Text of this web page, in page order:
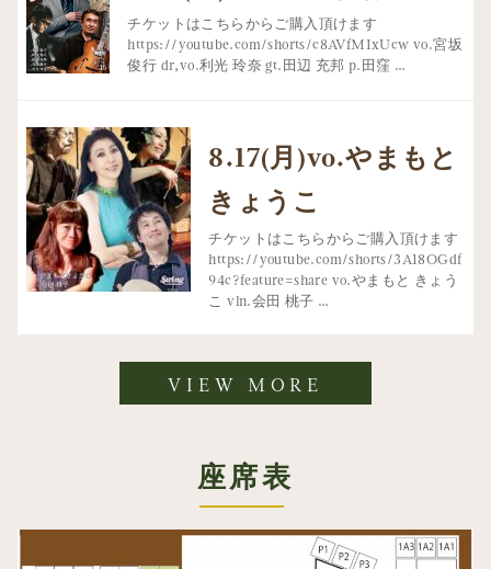
チケットはこちらからご購入頂けます
https://youtube.com/shorts/c8AVfMIxUcw vo.宮坂
俊行 dr,vo.利光 玲奈 gt.田辺 充邦 p.田窪 …
8.17(月)vo.やまもと
きょうこ
チケットはこちらからご購入頂けます
https://youtube.com/shorts/3A18OGdf
94c?feature=share vo.やまもと きょう
こ vln.会田 桃子 …
VIEW MORE
座席表